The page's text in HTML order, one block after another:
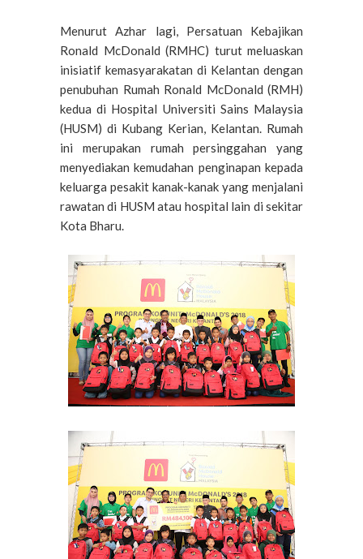
Menurut Azhar lagi, Persatuan Kebajikan
Ronald McDonald (RMHC) turut meluaskan
inisiatif kemasyarakatan di Kelantan dengan
penubuhan Rumah Ronald McDonald (RMH)
kedua di Hospital Universiti Sains Malaysia
(HUSM) di Kubang Kerian, Kelantan. Rumah
ini merupakan rumah persinggahan yang
menyediakan kemudahan penginapan kepada
keluarga pesakit kanak-kanak yang menjalani
rawatan di HUSM atau hospital lain di sekitar
Kota Bharu.